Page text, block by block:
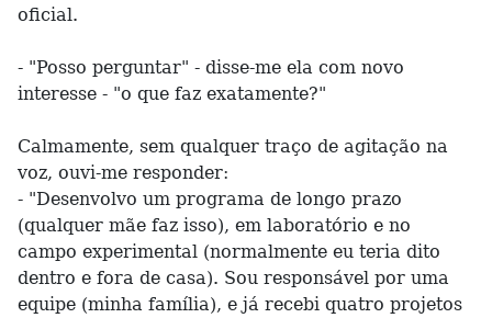
oficial.
- "Posso perguntar" - disse-me ela com novo
interesse - "o que faz exatamente?"
Calmamente, sem qualquer traço de agitação na
voz, ouvi-me responder:
- "Desenvolvo um programa de longo prazo
(qualquer mãe faz isso), em laboratório e no
campo experimental (normalmente eu teria dito
dentro e fora de casa). Sou responsável por uma
equipe (minha família), e já recebi quatro projetos